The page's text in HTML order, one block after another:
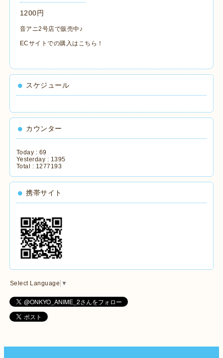
1200円
音アニ2号店で販売中♪
ECサイトでの購入は こちら ！
スケジュール
カウンター
Today : 69
Yesterday : 1395
Total : 1277193
携帯サイト
Select Language ▼